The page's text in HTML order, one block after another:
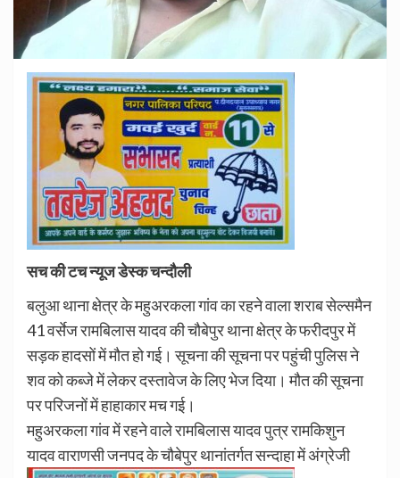
सच की टच न्यूज डेस्क चन्दौली
बलुआ थाना क्षेत्र के महुअरकला गांव का रहने वाला शराब सेल्समैन
41 वर्सेज रामबिलास यादव की चौबेपुर थाना क्षेत्र के फरीदपुर में
सड़क हादसों में मौत हो गई।सूचना की सूचना पर पहुंची पुलिस ने
शव को कब्जे में लेकर दस्तावेज के लिए भेज दिया।मौत की सूचना
पर परिजनों में हाहाकार मच गई।
महुअरकला गांव में रहने वाले रामबिलास यादव पुत्र रामकिशुन
यादव वाराणसी जनपद के चौबेपुर थानांतर्गत सन्दाहा में अंग्रेजी